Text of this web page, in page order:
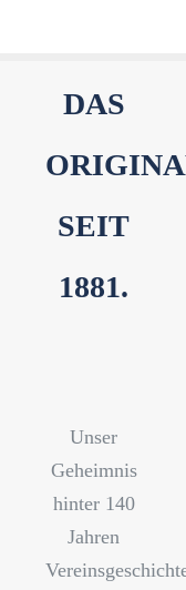
DAS
SEIT
1881.
Unser
Geheimnis
hinter 140
Jahren
Vereinsgeschichte?